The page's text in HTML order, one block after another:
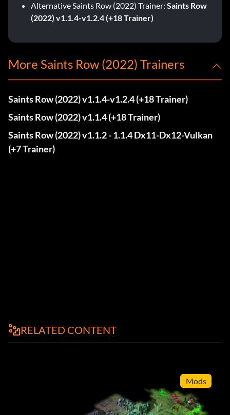
Alternative Saints Row (2022) Trainer: Saints Row
(2022) v1.1.4-v1.2.4 (+18 Trainer)
More Saints Row (2022) Trainers
Saints Row (2022) v1.1.4-v1.2.4 (+18 Trainer)
Saints Row (2022) v1.1.4 (+18 Trainer)
Saints Row (2022) v1.1.2 - 1.1.4 Dx11-Dx12-Vulkan
(+7 Trainer)
RELATED CONTENT
Mods